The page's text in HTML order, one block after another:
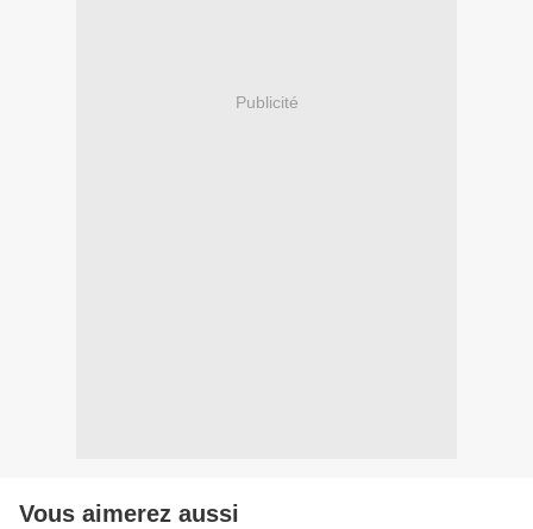
Publicité
Vous aimerez aussi